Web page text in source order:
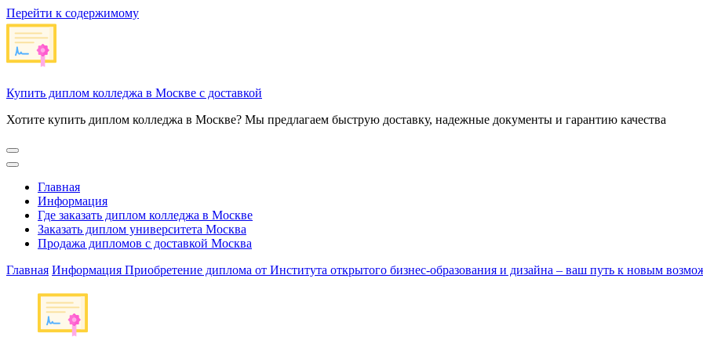
Перейти к содержимому
Купить диплом колледжа в Москве с доставкой
Хотите купить диплом колледжа в Москве? Мы предлагаем быструю доставку, надежные документы и гарантию качества
Главная
Информация
Где заказать диплом колледжа в Москве
Заказать диплом университета Москва
Продажа дипломов с доставкой Москва
Главная Информация Приобретение диплома от Института открытого бизнес-образования и дизайна – ваш путь к новым